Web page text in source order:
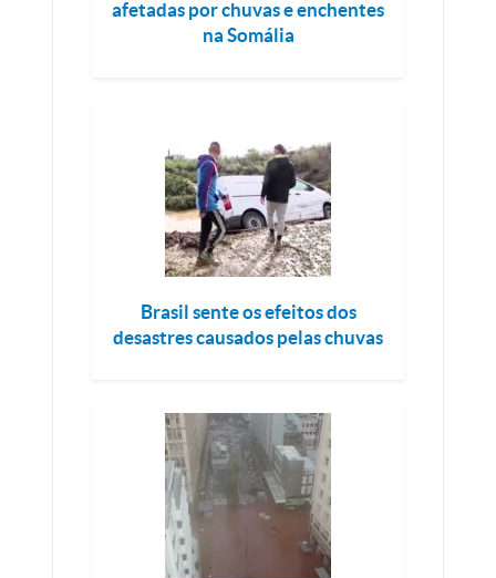
afetadas por chuvas e enchentes
na Somália
Brasil sente os efeitos dos
desastres causados pelas chuvas